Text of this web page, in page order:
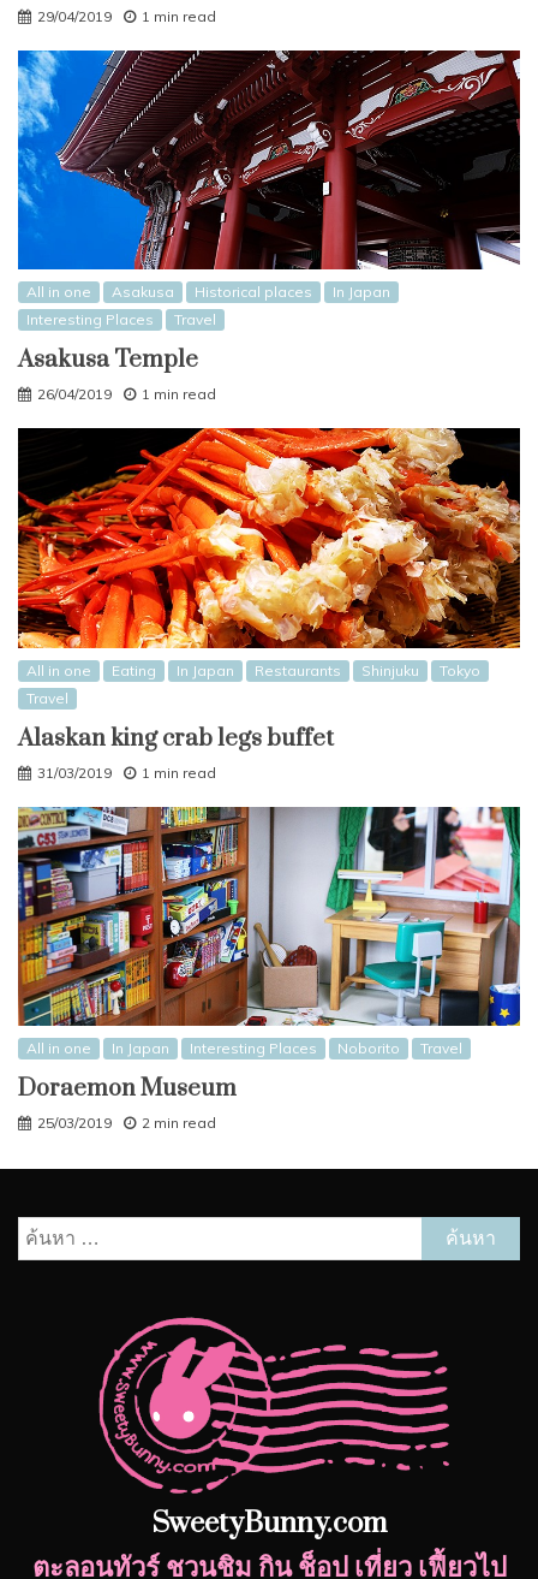
29/04/2019 1 min read
All in one Asakusa Historical places
In Japan
Interesting Places
Travel
Asakusa Temple
26/04/2019 1 min read
All in one Eating In Japan Restaurants Shinjuku
Tokyo
Travel
Alaskan king crab legs buffet
31/03/2019 1 min read
All in one In Japan Interesting Places Noborito Travel
Doraemon Museum
25/03/2019 2 min read
ค้นหา
สำหรับ:
SweetyBunny.com
ตะลอนทัวร์ ชวนชิม กิน ช็อป เที่ยว เฟี้ยวไป